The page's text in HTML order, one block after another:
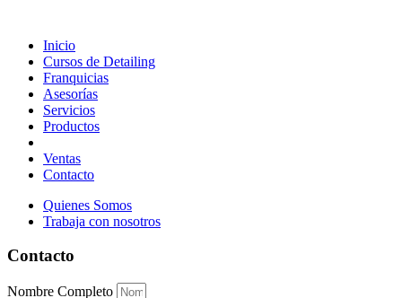
Inicio
Cursos de Detailing
Franquicias
Asesorías
Servicios
Productos
Ventas
Contacto
Quienes Somos
Trabaja con nosotros
Contacto
Nombre Completo